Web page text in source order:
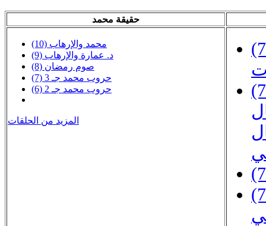
حقيقة محمد
(10) محمد والإرهاب
(9) د. عمارة والإرهاب
(8) صوم رمضان
(7) حروب محمد جـ 3
(6) حروب محمد جـ 2
المزيد من الحلقات
أوجه
ـ 3